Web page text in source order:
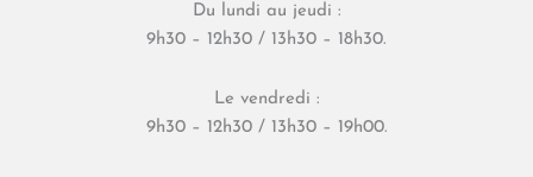
Du lundi au jeudi :
9h30 – 12h30 / 13h30 – 18h30.
Le vendredi :
9h30 – 12h30 / 13h30 – 19h00.